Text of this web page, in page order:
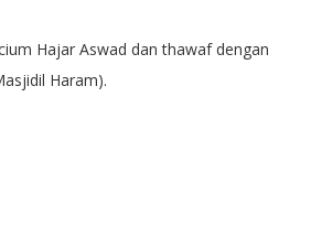
Hajar Aswad dan thawaf dengan
Haram).